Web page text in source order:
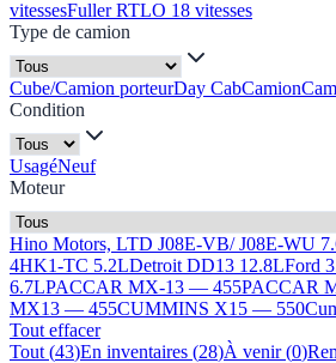
vitessesFuller RTLO 18 vitesses
Type de camion
Cube/Camion porteurDay CabCamion
Condition
UsagéNeuf
Moteur
Hino Motors, LTD J08E-VB/ J08E-WU
4HK1-TC 5.2LDetroit DD13 12.8LFord
6.7LPACCAR MX-13 — 455PACCAR
MX13 — 455CUMMINS X15 — 550
Tout effacer
Tout (43)En inventaires (28)À venir (0)